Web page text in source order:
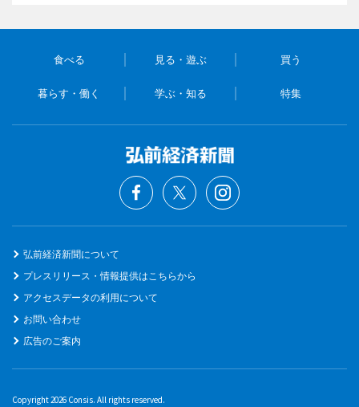
食べる 見る・遊ぶ 買う
暮らす・働く 学ぶ・知る 特集
弘前経済新聞について
プレスリリース・情報提供はこちらから
アクセスデータの利用について
お問い合わせ
広告のご案内
Copyright 2026 Consis. All rights reserved.